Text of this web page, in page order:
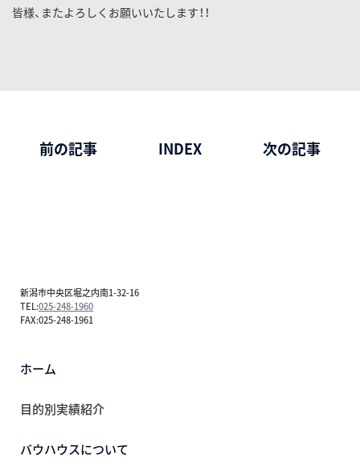
皆様、またよろしくお願いいたします！！
前の記事 INDEX 次の記事
新潟市中央区堀之内南1-32-16
TEL:025-248-1960
FAX:025-248-1961
ホーム
目的別実績紹介
バウハウスについて